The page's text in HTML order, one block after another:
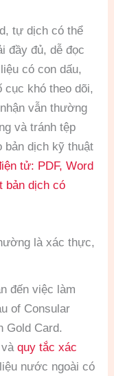
tự dịch có thể
đầy đủ, dễ đọc
có con dấu,
cục khó theo dõi,
vẫn thường
và tránh tệp
bản dịch kỹ thuật
tử: PDF, Word
bản dịch có
là xác thực,
đến việc làm
of Consular
Gold Card.
quy tắc xác
nước ngoài có